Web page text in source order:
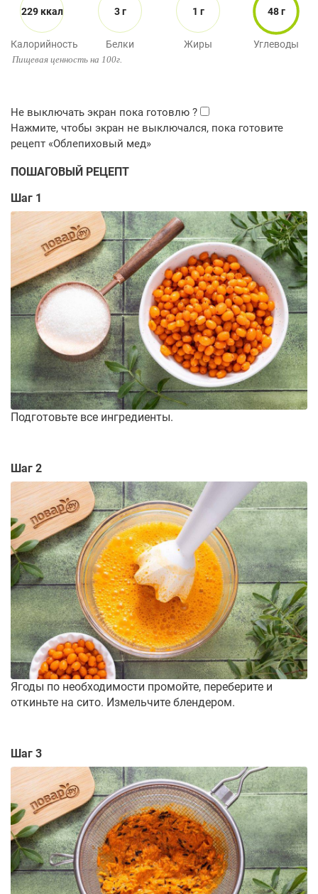
229 ккал
Калорийность
3 г
Белки
1 г
Жиры
48 г
Углеводы
Пищевая ценность на 100г.
ПОШАГОВЫЙ РЕЦЕПТ
Шаг 1
Подготовьте все ингредиенты.
Шаг 2
Ягоды по необходимости промойте, переберите и
откиньте на сито. Измельчите блендером.
Шаг 3